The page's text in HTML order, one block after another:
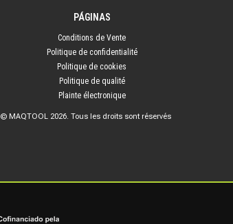
PÁGINAS
Conditions de Vente
Politique de confidentialité
Politique de cookies
Politique de qualité
Plainte électronique
© MAQTOOL 2026. Tous les droits sont réservés